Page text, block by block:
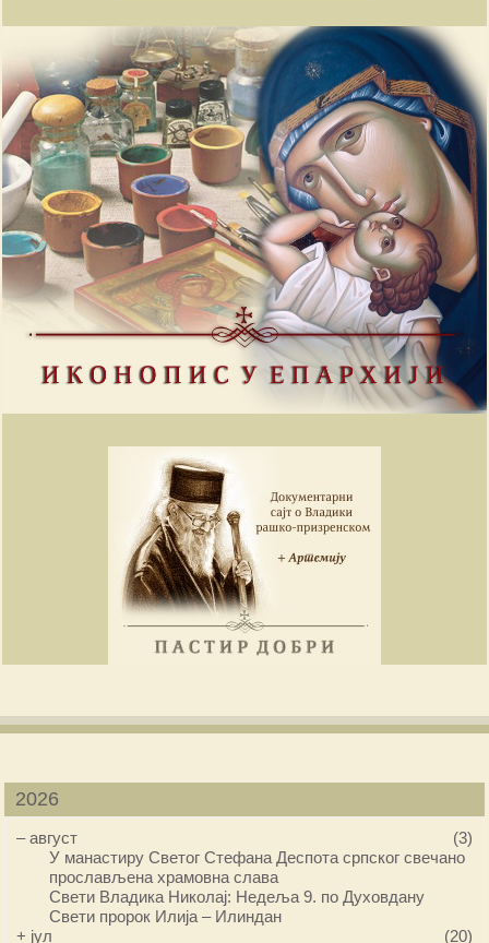
2026
–август
(3)
У манастиру Светог Стефана Деспота српског свечано
прослављена храмовна слава
Свети Владика Николај: Недеља 9. по Духовдану
Свети пророк Илија – Илиндан
+ јул
(20)